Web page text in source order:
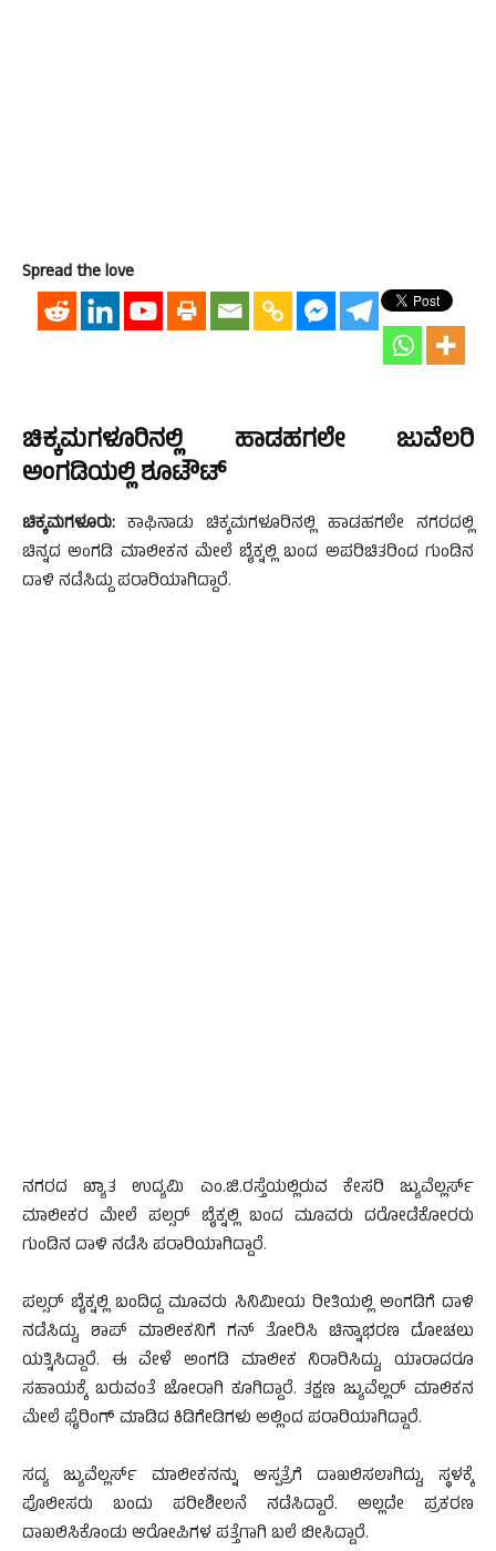
Spread the love
ಚಿಕ್ಕಮಗಳೂರಿನಲ್ಲಿ ಹಾಡಹಗಲೇ ಜುವೆಲರಿ
ಅಂಗಡಿಯಲ್ಲಿ ಶೂಟೌಟ್
ಚಿಕ್ಕಮಗಳೂರು: ಕಾಫಿನಾಡು ಚಿಕ್ಕಮಗಳೂರಿನಲ್ಲಿ ಹಾಡಹಗಲೇ ನಗರದಲ್ಲಿ
ಚಿನ್ನದ ಅಂಗಡಿ ಮಾಲೀಕನ ಮೇಲೆ ಬೈಕ್ನಲ್ಲಿ ಬಂದ ಅಪರಿಚಿತರಿಂದ ಗುಂಡಿನ
ದಾಳಿ ನಡೆಸಿದ್ದು ಪರಾರಿಯಾಗಿದ್ದಾರೆ.
ನಗರದ ಖ್ಯಾತ ಉದ್ಯಮಿ ಎಂ.ಜಿ.ರಸ್ತೆಯಲ್ಲಿರುವ ಕೇಸರಿ ಜ್ಯುವೆಲ್ಲರ್ಸ್
ಮಾಲೀಕರ ಮೇಲೆ ಪಲ್ಸರ್ ಬೈಕ್ನಲ್ಲಿ ಬಂದ ಮೂವರು ದರೋಡೆಕೋರರು
ಗುಂಡಿನ ದಾಳಿ ನಡೆಸಿ ಪರಾರಿಯಾಗಿದ್ದಾರೆ.
ಪಲ್ಸರ್ ಬೈಕ್ನಲ್ಲಿ ಬಂದಿದ್ದ ಮೂವರು ಸಿನಿಮೀಯ ರೀತಿಯಲ್ಲಿ ಅಂಗಡಿಗೆ ದಾಳಿ
ನಡೆಸಿದ್ದು, ಶಾಪ್ ಮಾಲೀಕನಿಗೆ ಗನ್ ತೋರಿಸಿ ಚಿನ್ನಾಭರಣ ದೋಚಲು
ಯತ್ನಿಸಿದ್ದಾರೆ. ಈ ವೇಳೆ ಅಂಗಡಿ ಮಾಲೀಕ ನಿರಾರಿಸಿದ್ದು, ಯಾರಾದರೂ
ಸಹಾಯಕ್ಕೆ ಬರುವಂತೆ ಜೋರಾಗಿ ಕೂಗಿದ್ದಾರೆ. ತಕ್ಷಣ ಜ್ಯುವೆಲ್ಲರ್ ಮಾಲಿಕನ
ಮೇಲೆ ಫೈರಿಂಗ್ ಮಾಡಿದ ಕಿಡಿಗೇಡಿಗಳು ಅಲ್ಲಿಂದ ಪರಾರಿಯಾಗಿದ್ದಾರೆ.
ಸದ್ಯ ಜ್ಯುವೆಲ್ಲರ್ಸ್ ಮಾಲೀಕನನ್ನು ಆಸ್ಪತ್ರೆಗೆ ದಾಖಲಿಸಲಾಗಿದ್ದು, ಸ್ಥಳಕ್ಕೆ
ಪೊಲೀಸರು ಬಂದು ಪರೀಶೀಲನೆ ನಡೆಸಿದ್ದಾರೆ. ಅಲ್ಲದೇ ಪ್ರಕರಣ
ದಾಖಲಿಸಿಕೊಂಡು ಆರೋಪಿಗಳ ಪತ್ತೆಗಾಗಿ ಬಲೆ ಬೀಸಿದ್ದಾರೆ.